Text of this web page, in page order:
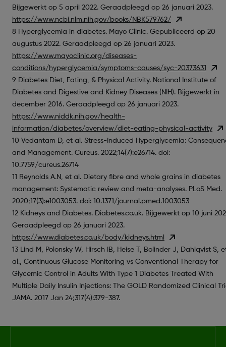
Bijgewerkt op 5 april 2022. Geraadpleegd op 26 januari 2023.
https://www.ncbi.nlm.nih.gov/books/NBK579762/
8 Hyperglycemia in diabetes. Mayo Clinic. Gepubliceerd op 20
augustus 2022. Geraadpleegd op 26 januari 2023.
https://www.mayoclinic.org/diseases-
conditions/hyperglycemia/symptoms-causes/syc-20373631
9 Diabetes Diet, Eating, & Physical Activity. National Institute of
Diabetes and Digestive and Kidney Diseases (NIH). Bijgewerkt in
december 2016. Geraadpleegd op 26 januari 2023.
https://www.niddk.nih.gov/health-
information/diabetes/overview/diet-eating-physical-activity
10 Vedantam D, et al. Stress-Induced Hyperglycemia:
and Management. Cureus. 2022;14(7):e26714. doi:
10.7759/cureus.26714
11 Reynolds A.N, et al. Dietary fibre and whole grains in diabetes
management: Systematic review and meta-analyses. PLoS Med.
2020;17(3):e1003053. doi: 10.1371/journal.pmed.1003053
12 Kidneys and Diabetes. Diabetes.co.uk. Bijgewerkt op 10 juni
Geraadpleegd op 26 januari 2023.
https://www.diabetes.co.uk/body/kidneys.html
13 Lind M, Polonsky W, Hirsch IB, Heise T, Bolinder J, Dahlqvist S,
al., Continuous Glucose Monitoring vs Conventional Therapy for
Glycemic Control in Adults With Type 1 Diabetes Treated With
Multiple Daily Insulin Injections: The GOLD Randomized Clinical
JAMA. 2017 Jan 24;317(4):379-387.